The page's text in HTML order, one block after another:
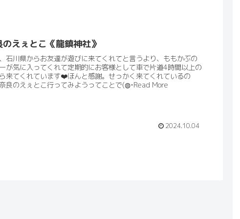
のえぇとこ《龍鎮神社》
石川県からお友達が遊びに来てくれてと言うより、ももかぶの
が気に入ってくれて定期的にお客様として車で片道4時間以上の
来てくれています❤️ほんと感謝。せっかく来てくれているの
良のえぇとこ行ってみようってことで(⁠◍⁠•⁠Read More
2024.10.04